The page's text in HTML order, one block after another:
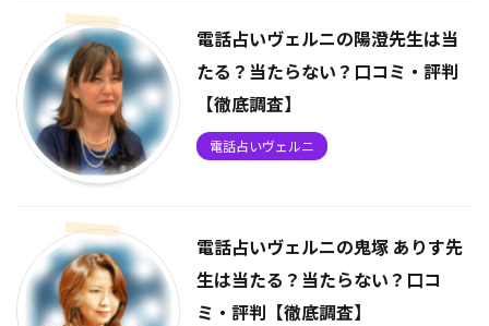
電話占いヴェルニの陽澄先生は当
たる？当たらない？口コミ・評判
【徹底調査】
電話占いヴェルニ
電話占いヴェルニの鬼塚 ありす先
生は当たる？当たらない？口コ
ミ・評判【徹底調査】